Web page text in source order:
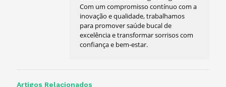
Com um compromisso contínuo com a
inovação e qualidade, trabalhamos
para promover saúde bucal de
excelência e transformar sorrisos com
confiança e bem-estar.
Artigos Relacionados